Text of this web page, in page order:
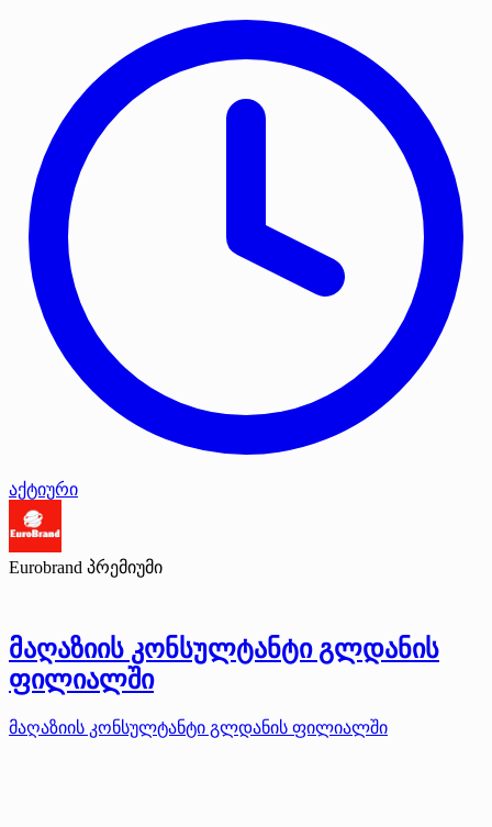
აქტიური
Eurobrand პრემიუმი
მაღაზიის კონსულტანტი გლდანის
ფილიალში
მაღაზიის კონსულტანტი გლდანის ფილიალში